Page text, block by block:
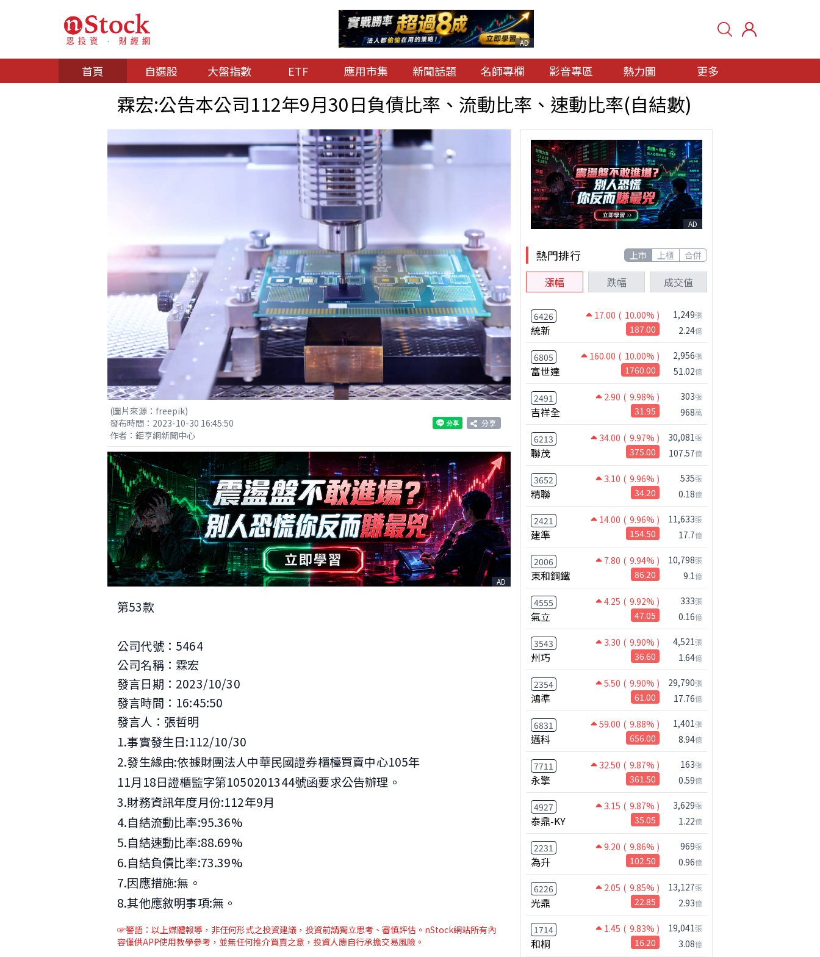
AD
首頁 自選股 大盤指數 ETF 應用市集 新聞話題 名師專欄 影音專區 熱力圖 更多
霖宏:公告本公司112年9月30日負債比率、流動比率、速動比率(自結數)
(圖片來源：freepik)
發布時間：2023-10-30 16:45:50
分享
作者：鉅亨網新聞中心
AD
第53款
公司代號：5464
公司名稱：霖宏
發言日期：2023/10/30
發言時間：16:45:50
發言人：張哲明
1.事實發生日:112/10/30
2.發生緣由:依據財團法人中華民國證券櫃檯買賣中心105年
11月18日證櫃監字第1050201344號函要求公告辦理。
3.財務資訊年度月份:112年9月
4.自結流動比率:95.36%
5.自結速動比率:88.69%
6.自結負債比率:73.39%
7.因應措施:無。
8.其他應敘明事項:無。
☞警語：以上媒體報導，非任何形式之投資建議，投資前請獨立思考、審慎評估。nStock網站所有內
容僅供APP使用教學參考，並無任何推介買賣之意，投資人應自行承擔交易風險。
AD
熱門排行 上市 上櫃 合併
漲幅 跌幅 成交值
6426 17.00 ( 10.00% )
統新 187.00
1,249張
2.24億
6805 160.00 ( 10.00% )
富世達 1760.00
2,956張
51.02億
2491 2.90 ( 9.98% )
吉祥全 31.95
303張
968萬
6213 34.00 ( 9.97% )
聯茂 375.00
30,081張
107.57億
3652 3.10 ( 9.96% )
精聯 34.20
535張
0.18億
2421 14.00 ( 9.96% )
建準 154.50
11,633張
17.7億
2006 7.80 ( 9.94% )
東和鋼鐵 86.20
10,798張
9.1億
4555 4.25 ( 9.92% )
氣立 47.05
333張
0.16億
3543 3.30 ( 9.90% )
州巧 36.60
4,521張
1.64億
2354 5.50 ( 9.90% )
鴻準 61.00
29,790張
17.76億
6831 59.00 ( 9.88% )
邁科 656.00
1,401張
8.94億
7711 32.50 ( 9.87% )
永擎 361.50
163張
0.59億
4927 3.15 ( 9.87% )
泰鼎-KY 35.05
3,629張
1.22億
2231 9.20 ( 9.86% )
為升 102.50
969張
0.96億
6226 2.05 ( 9.85% )
光鼎 22.85
13,127張
2.93億
1714 1.45 ( 9.83% )
和桐 16.20
19,041張
3.08億